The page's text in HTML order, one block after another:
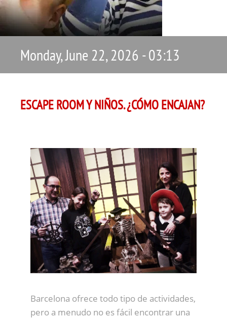
Monday, June 22, 2026 - 03:13
ESCAPE ROOM Y NIÑOS. ¿CÓMO ENCAJAN?
Barcelona ofrece todo tipo de actividades,
pero a menudo no es fácil encontrar una